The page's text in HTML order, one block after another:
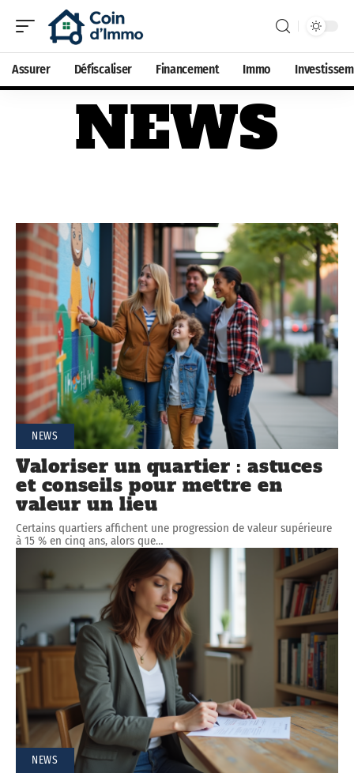
Assurer Défiscaliser Financement Immo
NEWS
NEWS
Valoriser un quartier : astuces
et conseils pour mettre en
valeur un lieu
Certains quartiers affichent une progression de valeur supérieure
à 15 % en cinq ans, alors que…
NEWS